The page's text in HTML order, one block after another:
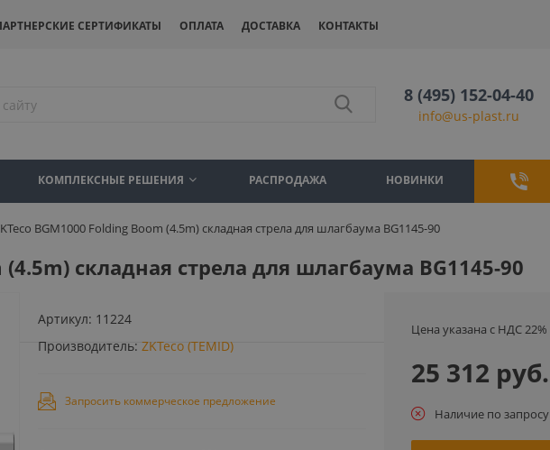
СЕРТИФИКАТЫ ОПЛАТА ДОСТАВКА КОНТАКТЫ
8 (495) 152-04-40
info@us-plast.ru
КОМПЛЕКСНЫЕ РЕШЕНИЯ РАСПРОДАЖА НОВИНКИ
BGM1000 Folding Boom (4.5m) складная стрела для шлагбаума BG1145-90
(4.5m) складная стрела для шлагбаума BG1145-90
Артикул: 11224
Производитель: ZKTeco (TEMID)
Запросить коммерческое предложение
Цена указана с НДС 22%
25 312 руб.
Наличие по запросу